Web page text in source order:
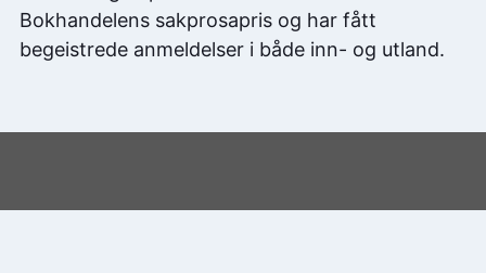
Bokhandelens sakprosapris og har fått
begeistrede anmeldelser i både inn- og utland.